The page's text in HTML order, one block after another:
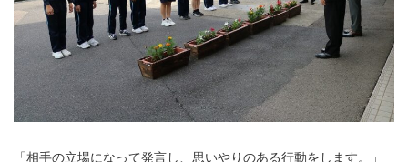
「相手の立場になって発言し、思いやりのある行動をします。」